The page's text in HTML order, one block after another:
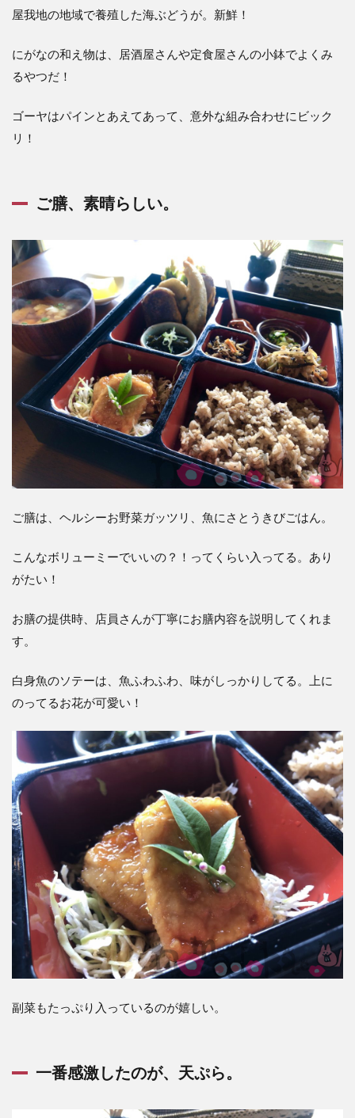
屋我地の地域で養殖した海ぶどうが。新鮮！
にがなの和え物は、居酒屋さんや定食屋さんの小鉢でよくみ
るやつだ！
ゴーヤはパインとあえてあって、意外な組み合わせにビック
リ！
ご膳、素晴らしい。
ご膳は、ヘルシーお野菜ガッツリ、魚にさとうきびごはん。
こんなボリューミーでいいの？！ってくらい入ってる。あり
がたい！
お膳の提供時、店員さんが丁寧にお膳内容を説明してくれま
す。
白身魚のソテーは、魚ふわふわ、味がしっかりしてる。上に
のってるお花が可愛い！
副菜もたっぷり入っているのが嬉しい。
一番感激したのが、天ぷら。